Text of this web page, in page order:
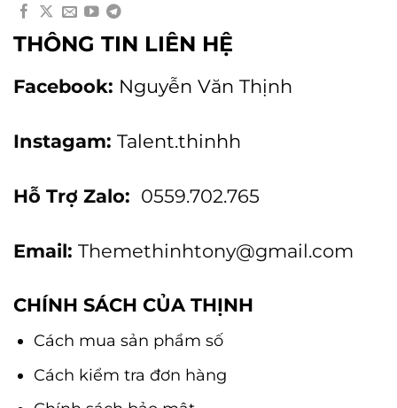
THÔNG TIN LIÊN HỆ
Facebook: Nguyễn Văn Thịnh
Instagam: Talent.thinhh
Hỗ Trợ Zalo: 0559.702.765
Email: Themethinhtony@gmail.com
CHÍNH SÁCH CỦA THỊNH
Cách mua sản phẩm số
Cách kiểm tra đơn hàng